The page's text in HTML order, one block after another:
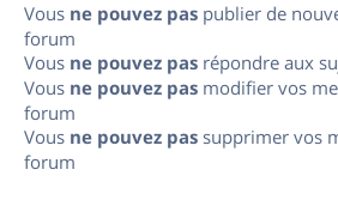
Vous ne pouvez pas publier de
forum
Vous ne pouvez pas répondre aux
Vous ne pouvez pas modifier vos
forum
Vous ne pouvez pas supprimer vos
forum